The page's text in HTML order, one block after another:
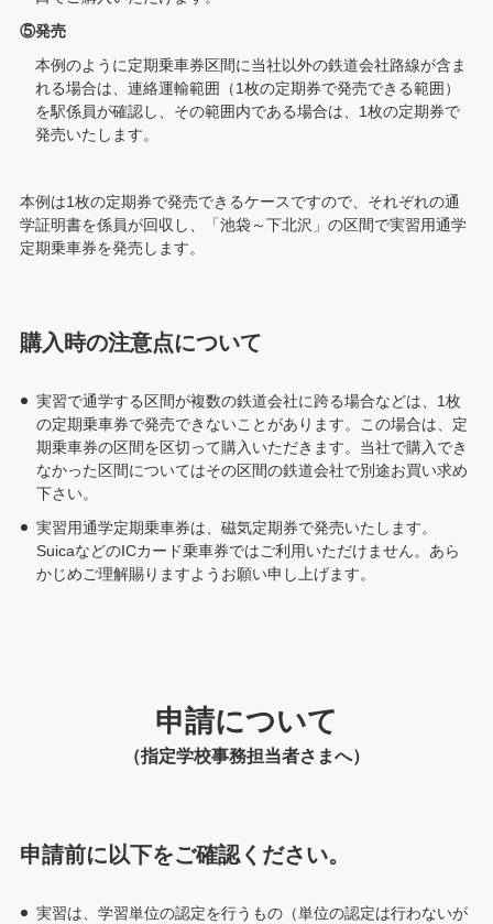
⑤発売
本例のように定期乗車券区間に当社以外の鉄道会社路線が含ま
れる場合は、連絡運輸範囲（1枚の定期券で発売できる範囲）
を駅係員が確認し、その範囲内である場合は、1枚の定期券で
発売いたします。
本例は1枚の定期券で発売できるケースですので、それぞれの通
学証明書を係員が回収し、「池袋～下北沢」の区間で実習用通学
定期乗車券を発売します。
購入時の注意点について
実習で通学する区間が複数の鉄道会社に跨る場合などは、1枚
の定期乗車券で発売できないことがあります。この場合は、定
期乗車券の区間を区切って購入いただきます。当社で購入でき
なかった区間についてはその区間の鉄道会社で別途お買い求め
下さい。
実習用通学定期乗車券は、磁気定期券で発売いたします。
SuicaなどのICカード乗車券ではご利用いただけません。あら
かじめご理解賜りますようお願い申し上げます。
申請について
（指定学校事務担当者さまへ）
申請前に以下をご確認ください。
実習は、学習単位の認定を行うもの（単位の認定は行わないが